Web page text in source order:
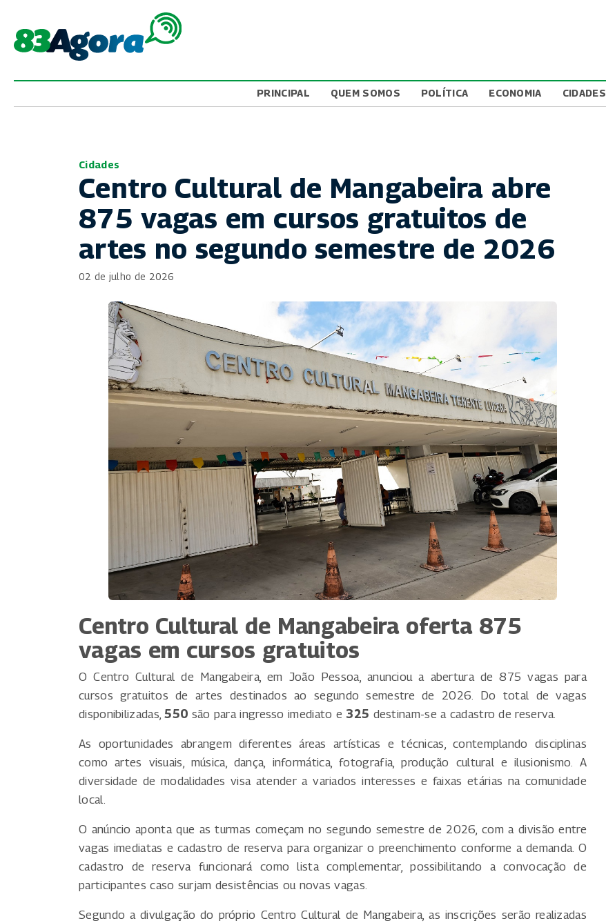
PRINCIPAL QUEM SOMOS POLÍTICA ECONOMIA CIDADES
Cidades
Centro Cultural de Mangabeira abre
875 vagas em cursos gratuitos de
artes no segundo semestre de 2026
02 de julho de 2026
Centro Cultural de Mangabeira oferta 875
vagas em cursos gratuitos
O Centro Cultural de Mangabeira, em João Pessoa, anunciou a abertura de 875 vagas para
cursos gratuitos de artes destinados ao segundo semestre de 2026. Do total de vagas
disponibilizadas,550 são para ingresso imediato e325 destinam-se a cadastro de reserva.
As oportunidades abrangem diferentes áreas artísticas e técnicas, contemplando disciplinas
como artes visuais, música, dança, informática, fotografia, produção cultural e ilusionismo. A
diversidade de modalidades visa atender a variados interesses e faixas etárias na comunidade
local.
O anúncio aponta que as turmas começam no segundo semestre de 2026, com a divisão entre
vagas imediatas e cadastro de reserva para organizar o preenchimento conforme a demanda. O
cadastro de reserva funcionará como lista complementar, possibilitando a convocação de
participantes caso surjam desistências ou novas vagas.
Segundo a divulgação do próprio Centro Cultural de Mangabeira, as inscrições serão realizadas